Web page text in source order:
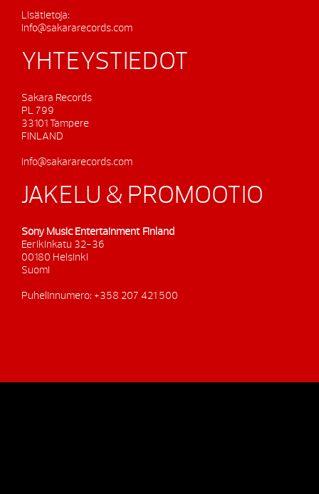
Lisätietoja:
info@sakararecords.com
YHTEYSTIEDOT
Sakara Records
PL 799
33101 Tampere
FINLAND
info@sakararecords.com
JAKELU & PROMOOTIO
Sony Music Entertainment Finland
Eerikinkatu 32-36
00180 Helsinki
Suomi
Puhelinnumero: +358 207 421 500